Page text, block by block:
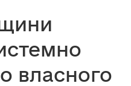
власного